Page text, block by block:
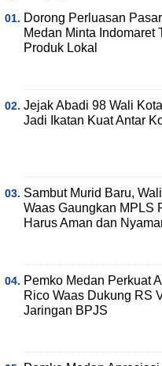
Dorong Perluasan
Medan Minta Indomaret
Produk Lokal
Jejak Abadi 98 Wali
Jadi Ikatan Kuat Antar
Sambut Murid Baru,
Waas Gaungkan MPLS
Harus Aman dan
Pemko Medan Perkuat
Rico Waas Dukung RS
Jaringan BPJS